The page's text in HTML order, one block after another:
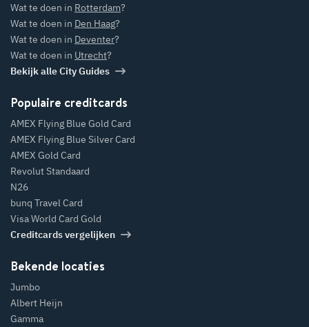
Wat te doen in Rotterdam?
Wat te doen in Den Haag?
Wat te doen in Deventer?
Wat te doen in Utrecht?
Bekijk alle City Guides
Populaire creditcards
AMEX Flying Blue Gold Card
AMEX Flying Blue Silver Card
AMEX Gold Card
Revolut Standaard
N26
bunq Travel Card
Visa World Card Gold
Creditcards vergelijken
Bekende locaties
Jumbo
Albert Heijn
Gamma